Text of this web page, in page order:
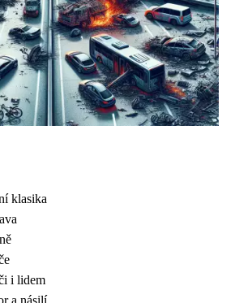
klasika
i lidem
a násilí